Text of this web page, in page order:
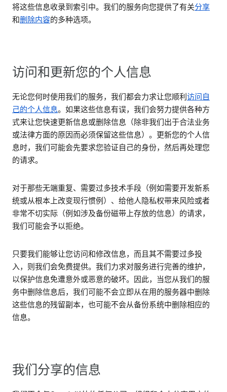
将这些信息收录到索引中。我们的服务向您提供了有关分享
和删除内容的多种选项。
访问和更新您的个人信息
无论您何时使用我们的服务，我们都会力求让您顺利 访问自
己的个人信息。如果这些信息有误，我们会努力提供各种方
式来让您快速更新信息或删除信息（除非我们出于合法业务
或法律方面的原因而必须保留这些信息）。更新您的个人信
息时，我们可能会先要求您验证自己的身份，然后再处理您
的请求。
对于那些无端重复、需要过多技术手段（例如需要开发新系
统或从根本上改变现行惯例）、给他人隐私权带来风险或者
非常不切实际（例如涉及备份磁带上存放的信息）的请求，
我们可能会予以拒绝。
只要我们能够让您访问和修改信息，而且其不需要过多投
入，则我们会免费提供。我们力求对服务进行完善的维护，
以保护信息免遭意外或恶意的破坏。因此，当您从我们的服
务中删除信息后，我们可能不会立即从在用的服务器中删除
这些信息的残留副本，也可能不会从备份系统中删除相应的
信息。
我们分享的信息